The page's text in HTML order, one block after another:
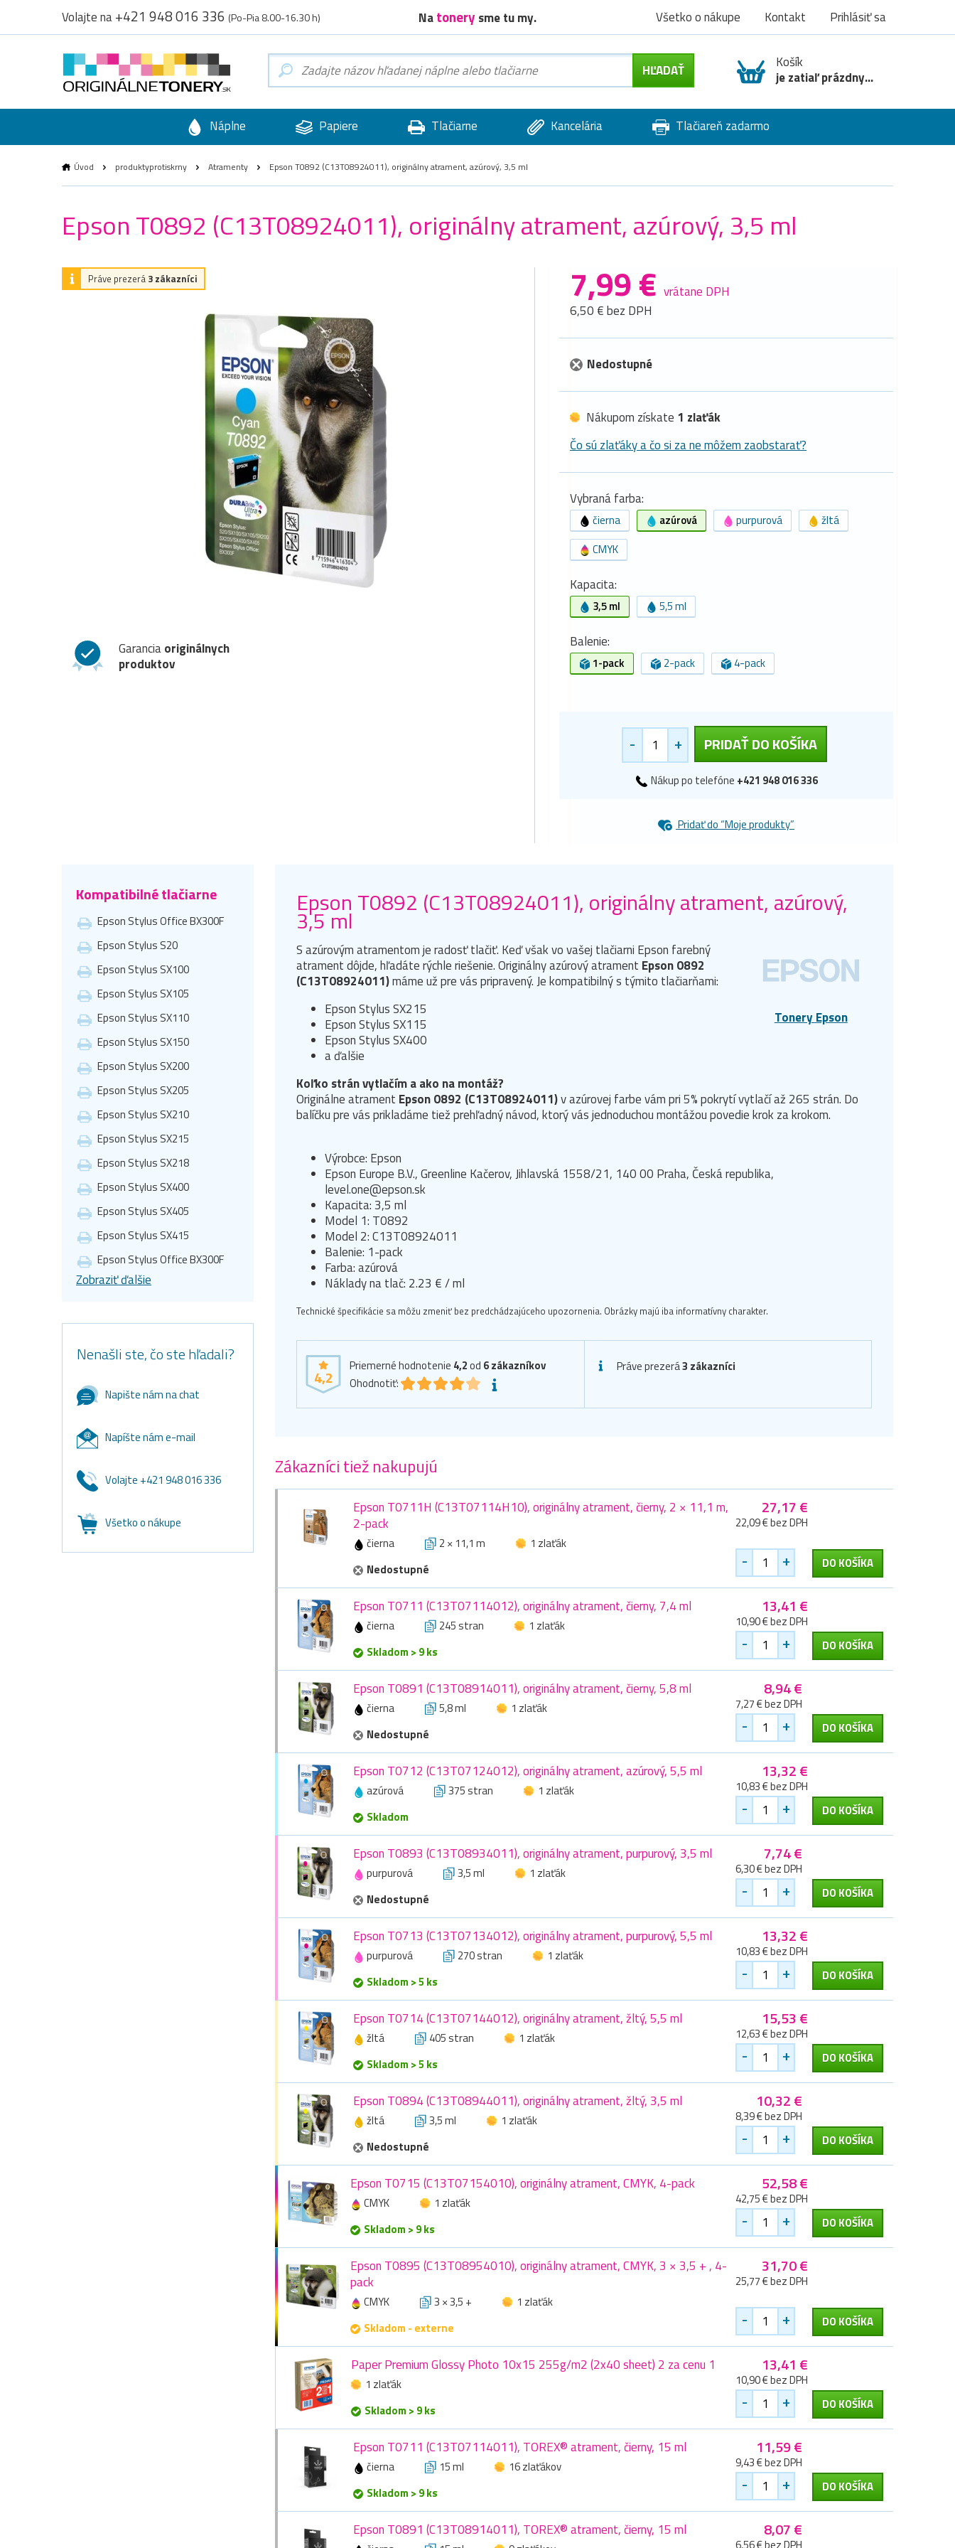
Volajte na+421 948 016 336 (Po-Pia 8.00-16.30 h) Natonery sme tu my. Všetko o nákupe Kontakt Prihlásiť sa
Košík
je zatiaľ prázdny...
Náplne Papiere Tlačiarne Kancelária Tlačiareň zadarmo
Úvod produktyprotiskrny Atramenty Epson T0892 (C13T08924011), originálny atrament, azúrový, 3,5 ml
Epson T0892 (C13T08924011), originálny atrament, azúrový, 3,5 ml
Práve prezerá 3 zákazníci
Garanciaoriginálnych
produktov
7,99 € vrátane DPH
6,50 € bez DPH
Nedostupné
Nákupom získate 1 zlaťák
Čo sú zlaťáky a čo si za ne môžem zaobstarať?
Vybraná farba:
čierna azúrová purpurová
žltá
CMYK
Kapacita:
3,5 ml 5,5 ml
Balenie:
1-pack 2-pack 4-pack
- + PRIDAŤ DO KOŠÍKA
Nákup po telefóne +421 948 016 336
Pridať do “Moje produkty”
Kompatibilné tlačiarne
Epson Stylus Office BX300F
Epson Stylus S20
Epson Stylus SX100
Epson Stylus SX105
Epson Stylus SX110
Epson Stylus SX150
Epson Stylus SX200
Epson Stylus SX205
Epson Stylus SX210
Epson Stylus SX215
Epson Stylus SX218
Epson Stylus SX400
Epson Stylus SX405
Epson Stylus SX415
Epson Stylus Office BX300F
Zobraziť ďalšie
Nenašli ste, čo ste hľadali?
Napište nám na chat
Napíšte nám e-mail
Volajte +421 948 016 336
Všetko o nákupe
Epson T0892 (C13T08924011), originálny atrament, azúrový,
3,5 ml
Tonery Epson
S azúrovým atramentom je radosť tlačiť. Keď však vo vašej tlačiarni Epson farebný
atrament dôjde, hľadáte rýchle riešenie. Originálny azúrový atrament Epson 0892
(C13T08924011)máme už pre vás pripravený. Je kompatibilný s týmito tlačiarňami:
Epson Stylus SX215
Epson Stylus SX115
Epson Stylus SX400
a ďalšie
Koľko strán vytlačím a ako na montáž?
Originálne atrament Epson 0892 (C13T08924011)v azúrovej farbe vám pri 5% pokrytí vytlačí až 265 strán. Do
balíčku pre vás prikladáme tiež prehľadný návod, ktorý vás jednoduchou montážou povedie krok za krokom.
Výrobce: Epson
Epson Europe B.V., Greenline Kačerov, Jihlavská 1558/21, 140 00 Praha, Česká republika,
level.one@epson.sk
Kapacita: 3,5 ml
Model 1: T0892
Model 2: C13T08924011
Balenie: 1-pack
Farba: azúrová
Náklady na tlač: 2.23 € / ml
Technické špecifikácie sa môžu zmeniť bez predchádzajúceho upozornenia. Obrázky majú iba informatívny charakter.
4,2
Priemerné hodnotenie 4,2od 6zákazníkov
Ohodnotiť:
Práve prezerá3 zákazníci
Zákazníci tiež nakupujú
Epson T0711H (C13T07114H10), originálny atrament, čierny, 2 × 11,1 m,
2-pack
čierna 2 × 11,1 m
1 zlaťák
Nedostupné
27,17 €
22,09 € bez DPH
- + DO KOŠÍKA
Epson T0711 (C13T07114012), originálny atrament, čierny, 7,4 ml
čierna 245 stran
1 zlaťák
Skladom > 9 ks
13,41 €
10,90 € bez DPH
- + DO KOŠÍKA
Epson T0891 (C13T08914011), originálny atrament, čierny, 5,8 ml
čierna 5,8 ml
1 zlaťák
Nedostupné
8,94 €
7,27 € bez DPH
- + DO KOŠÍKA
Epson T0712 (C13T07124012), originálny atrament, azúrový, 5,5 ml
azúrová 375 stran
1 zlaťák
Skladom
13,32 €
10,83 € bez DPH
- + DO KOŠÍKA
Epson T0893 (C13T08934011), originálny atrament, purpurový, 3,5 ml
purpurová 3,5 ml
1 zlaťák
Nedostupné
7,74 €
6,30 € bez DPH
- + DO KOŠÍKA
Epson T0713 (C13T07134012), originálny atrament, purpurový, 5,5 ml
purpurová 270 stran
1 zlaťák
Skladom > 5 ks
13,32 €
10,83 € bez DPH
- + DO KOŠÍKA
Epson T0714 (C13T07144012), originálny atrament, žltý, 5,5 ml
žltá 405 stran
1 zlaťák
Skladom > 5 ks
15,53 €
12,63 € bez DPH
- + DO KOŠÍKA
Epson T0894 (C13T08944011), originálny atrament, žltý, 3,5 ml
žltá 3,5 ml
1 zlaťák
Nedostupné
10,32 €
8,39 € bez DPH
- + DO KOŠÍKA
Epson T0715 (C13T07154010), originálny atrament, CMYK, 4-pack
CMYK
1 zlaťák
Skladom > 9 ks
52,58 €
42,75 € bez DPH
- + DO KOŠÍKA
Epson T0895 (C13T08954010), originálny atrament, CMYK, 3 × 3,5 + , 4-
pack
CMYK 3 × 3,5 +
1 zlaťák
Skladom - externe
31,70 €
25,77 € bez DPH
- + DO KOŠÍKA
Paper Premium Glossy Photo 10x15 255g/m2 (2x40 sheet) 2 za cenu 1
1 zlaťák
Skladom > 9 ks
13,41 €
10,90 € bez DPH
- + DO KOŠÍKA
Epson T0711 (C13T07114011), TOREX® atrament, čierny, 15 ml
čierna 15 ml
16 zlaťákov
Skladom > 9 ks
11,59 €
9,43 € bez DPH
- + DO KOŠÍKA
Epson T0891 (C13T08914011), TOREX® atrament, čierny, 15 ml 8,07 €